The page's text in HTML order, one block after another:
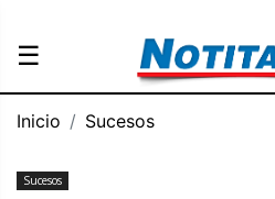
☰
Inicio Sucesos
Sucesos